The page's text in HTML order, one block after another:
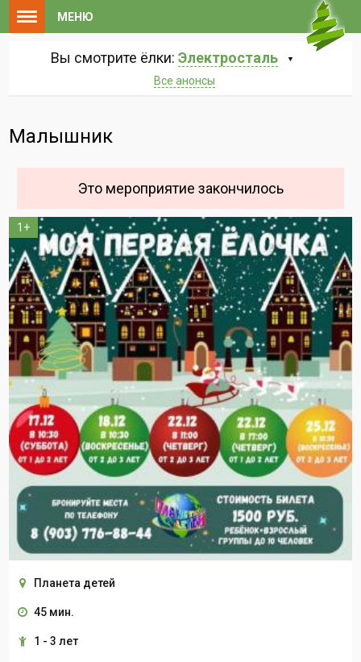
МЕНЮ
Вы смотрите ёлки: Электросталь
Все анонсы
Малышник
Это мероприятие закончилось
1+
Планета детей
45 мин.
1 - 3 лет